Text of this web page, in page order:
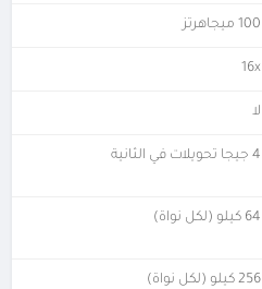
100 ميجاهرتز
16x
لا
4 جيجا تحويلات في الثانية
64 كيلو (لكل نواة)
256 كيلو (لكل نواة)